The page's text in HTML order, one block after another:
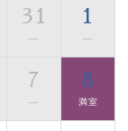
材の畳を使
畳のお風呂で
います。 予め
31
—
1
—
7
—
8
満室